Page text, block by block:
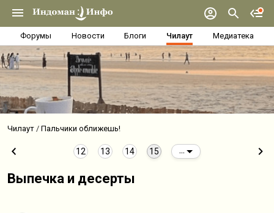
Форумы Новости Блоги Чилаут Медиатека
Чилаут Пальчики оближешь!
12 13 14 15
Выпечка и десерты